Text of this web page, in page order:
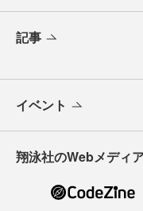
記事
イベント
翔泳社のWebメディ